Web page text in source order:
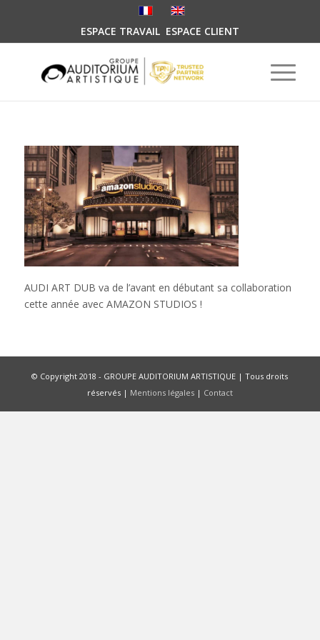
ESPACE TRAVAIL ESPACE CLIENT
AUDI ART DUB va de l’avant en débutant sa collaboration
cette année avec AMAZON STUDIOS !
© Copyright 2018 - GROUPE AUDITORIUM ARTISTIQUE | Tous droits
réservés | Mentions légales| Contact